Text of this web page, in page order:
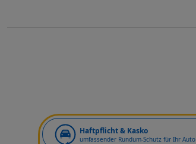
Haftpflicht & Kasko
umfassender Rundum-Schutz für Ihr Auto